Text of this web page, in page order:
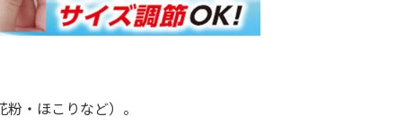
・ほこりなど）。